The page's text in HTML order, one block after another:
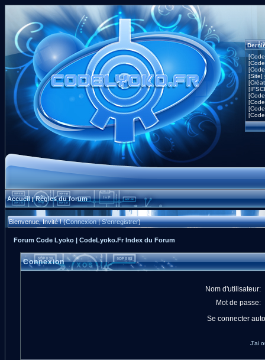
[Site]
Accueil|Règles du forum
Bienvenue, Invité ! (Connexion|S'enregistrer)
Forum Code Lyoko | CodeLyoko.Fr Index du Forum
Connexion
Nom d'utilisateur:
Mot de passe:
Se connecter
J'ai